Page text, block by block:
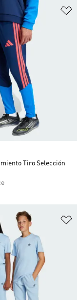
Tiro Selección